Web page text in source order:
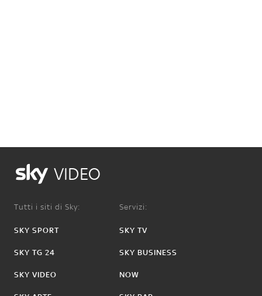
VIDEO
Tutti i siti di Sky:
SKY SPORT
SKY TG 24
SKY VIDEO
Servizi:
SKY TV
SKY BUSINESS
NOW